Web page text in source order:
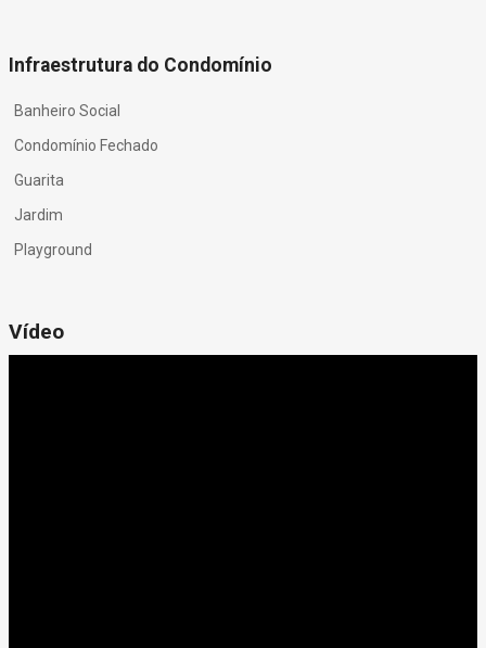
Infraestrutura do Condomínio
Banheiro Social
Condomínio Fechado
Guarita
Jardim
Playground
Vídeo